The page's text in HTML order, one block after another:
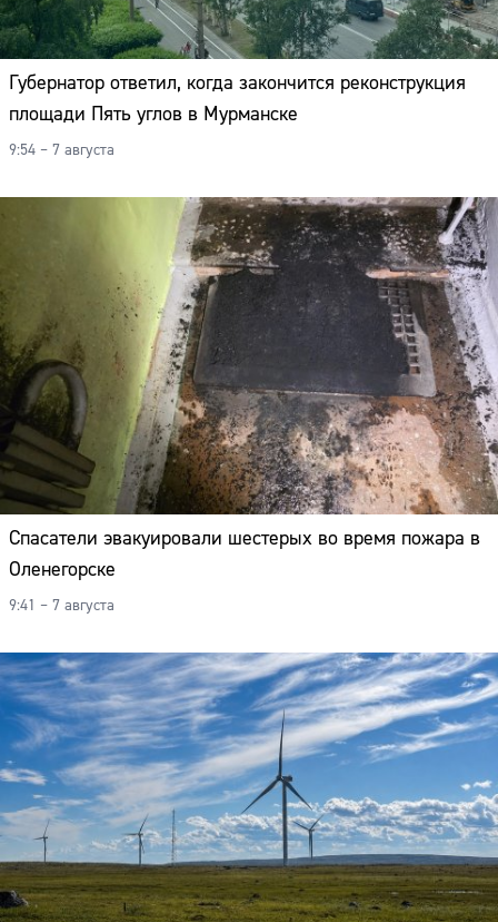
Губернатор ответил, когда закончится реконструкция
площади Пять углов в Мурманске
9:54 – 7 августа
Спасатели эвакуировали шестерых во время пожара в
Оленегорске
9:41 – 7 августа